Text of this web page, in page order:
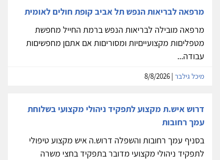
מרפאה לבריאות הנפש תל אביב קופת חולים לאומית
מרפאה מובילה לבריאות הנפש ברמת החייל מחפשת
מטפליםות מקצועייםיות ומסוריםות אם אתםן מחפשיםות
עבודה...
מיכל גילבר
דרוש איש.ת מקצוע לתפקיד ניהולי מקצועי בשלוחת
עמך רחובות
בסניף עמך רחובות והשפלה דרוש.ה איש מקצוע טיפולי
לתפקיד ניהולי מקצועי מדובר בתפקיד בחצי משרה